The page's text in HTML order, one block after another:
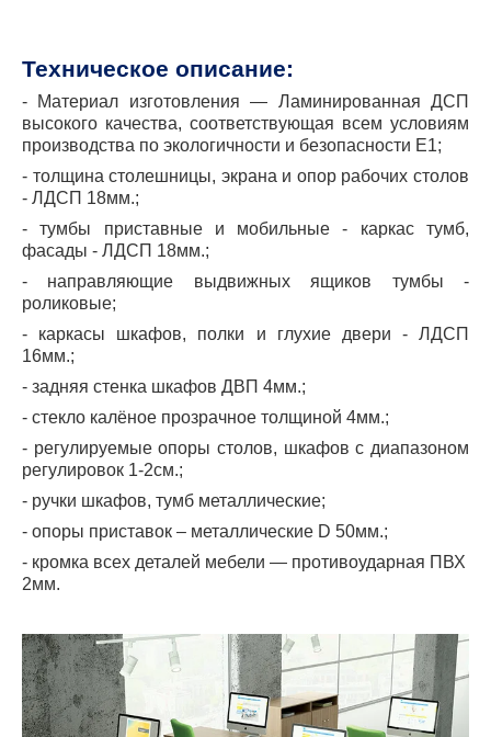
Техническое описание:
- Материал изготовления ― Ламинированная ДСП
высокого качества, соответствующая всем условиям
производства по экологичности и безопасности Е1;
- толщина столешницы, экрана и опор рабочих столов
- ЛДСП 18мм.;
- тумбы приставные и мобильные - каркас тумб,
фасады - ЛДСП 18мм.;
- направляющие выдвижных ящиков тумбы -
роликовые;
- каркасы шкафов, полки и глухие двери - ЛДСП
16мм.;
- задняя стенка шкафов ДВП 4мм.;
- стекло калёное прозрачное толщиной 4мм.;
- регулируемые опоры столов, шкафов с диапазоном
регулировок 1-2см.;
- ручки шкафов, тумб металлические;
- опоры приставок – металлические D 50мм.;
- кромка всех деталей мебели ― противоударная ПВХ
2мм.